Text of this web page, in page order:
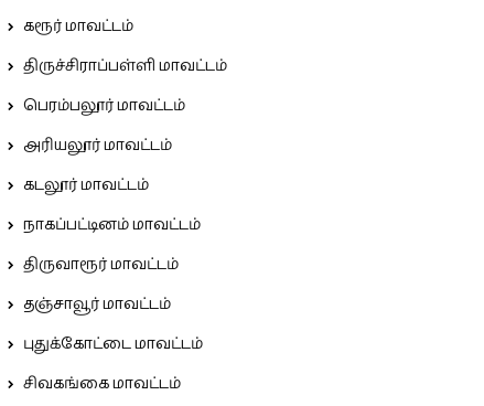
கரூர் மாவட்டம்
திருச்சிராப்பள்ளி மாவட்டம்
பெரம்பலூர் மாவட்டம்
அரியலூர் மாவட்டம்
கடலூர் மாவட்டம்
நாகப்பட்டினம் மாவட்டம்
திருவாரூர் மாவட்டம்
தஞ்சாவூர் மாவட்டம்
புதுக்கோட்டை மாவட்டம்
சிவகங்கை மாவட்டம்